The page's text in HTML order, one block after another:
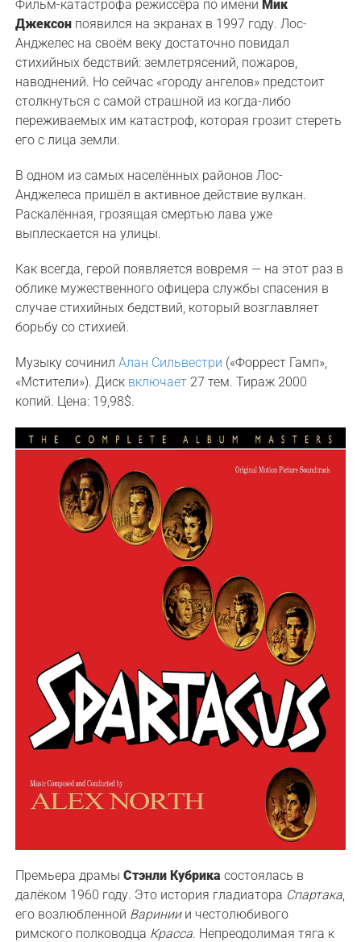
Фильм-катастрофа режиссёра по имени Мик
Джексон появился на экранах в 1997 году. Лос-
Анджелес на своём веку достаточно повидал
стихийных бедствий: землетрясений, пожаров,
наводнений. Но сейчас «городу ангелов» предстоит
столкнуться с самой страшной из когда-либо
переживаемых им катастроф, которая грозит стереть
его с лица земли.
В одном из самых населённых районов Лос-
Анджелеса пришёл в активное действие вулкан.
Раскалённая, грозящая смертью лава уже
выплескается на улицы.
Как всегда, герой появляется вовремя — на этот раз в
облике мужественного офицера службы спасения в
случае стихийных бедствий, который возглавляет
борьбу со стихией.
Музыку сочинилАлан Сильвестри («Форрест Гамп»,
«Мстители»). Диск включает 27 тем. Тираж 2000
копий. Цена: 19,98$.
Премьера драмыСтэнли Кубрика состоялась в
далёком 1960 году. Это история гладиатора Спартака,
его возлюбленной Вариниии честолюбивого
римского полководца Красса. Непреодолимая тяга к